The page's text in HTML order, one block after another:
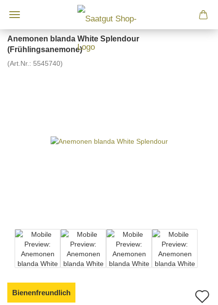
Anemonen blanda White Splendour
(Frühlingsanemone)
(Art.Nr.: 5545740)
Bienenfreundlich